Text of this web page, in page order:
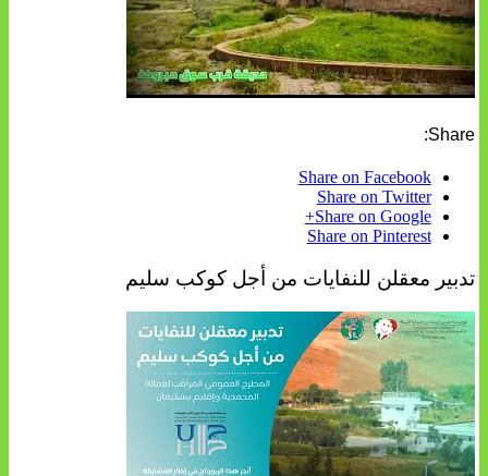
Share:
Share on Facebook
Share on Twitter
Share on Google+
Share on Pinterest
تدبير معقلن للنفايات من أجل كوكب سليم